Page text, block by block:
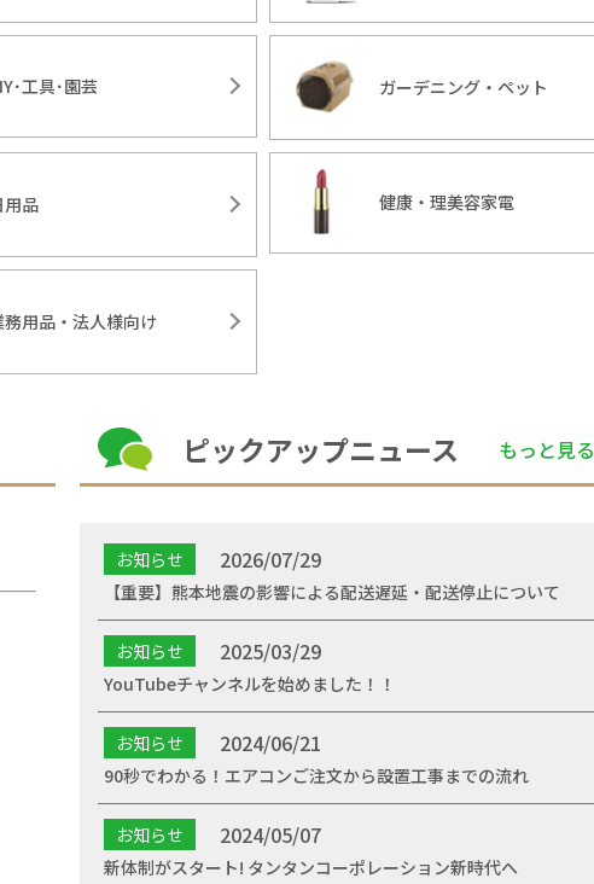
･工具･園芸 ガーデニング・ペット
用品 健康・理美容家電
務用品・法人様向け
ピックアップニュース もっと見る
お知らせ 2026/07/29
【重要】熊本地震の影響による配送遅延・配送停止について
お知らせ 2025/03/29
YouTubeチャンネルを始めました！！
お知らせ 2024/06/21
90秒でわかる！エアコンご注文から設置工事までの流れ
お知らせ 2024/05/07
新体制がスタート! タンタンコーポレーション新時代へ